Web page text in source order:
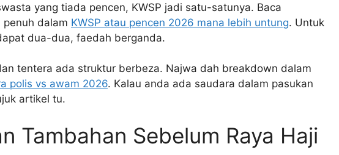
yang tiada pencen, KWSP jadi satu-satunya. Baca
dalam KWSP atau pencen 2026 mana lebih untung. Untuk
dua-dua, faedah berganda.
tentera ada struktur berbeza. Najwa dah breakdown dalam
polis vs awam 2026. Kalau anda ada saudara dalam pasukan
artikel tu.
Tambahan Sebelum Raya Haji